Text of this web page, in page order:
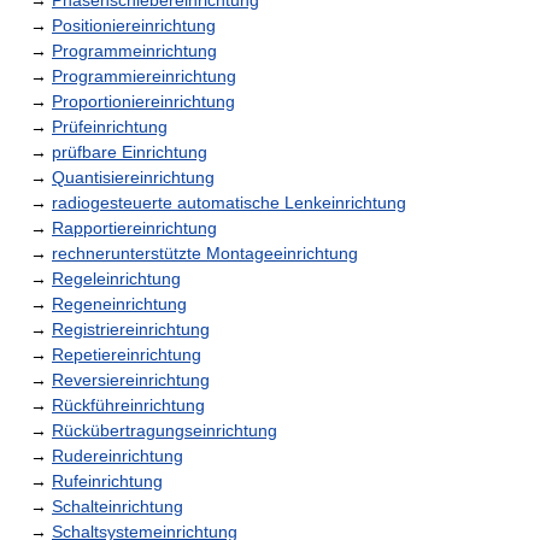
→ Positioniereinrichtung
→ Programmeinrichtung
→ Programmiereinrichtung
→ Proportioniereinrichtung
→ Prüfeinrichtung
→ prüfbare Einrichtung
→ Quantisiereinrichtung
→ radiogesteuerte automatische Lenkeinrichtung
→ Rapportiereinrichtung
→ rechnerunterstützte Montageeinrichtung
→ Regeleinrichtung
→ Regeneinrichtung
→ Registriereinrichtung
→ Repetiereinrichtung
→ Reversiereinrichtung
→ Rückführeinrichtung
→ Rückübertragungseinrichtung
→ Rudereinrichtung
→ Rufeinrichtung
→ Schalteinrichtung
→ Schaltsystemeinrichtung